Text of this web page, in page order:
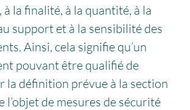
la finalité, à la quantité, à la
support et à la sensibilité des
Ainsi, cela signifie qu’un
pouvant être qualifié de
la définition prévue à la section
l’objet de mesures de sécurité